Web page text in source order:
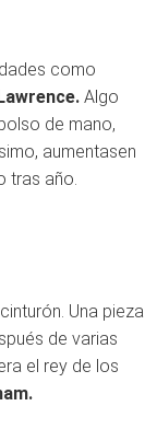
como
Algo
de mano,
aumentasen
tras año.
Una pieza
de varias
el rey de los